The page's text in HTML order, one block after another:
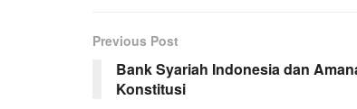
Previous Post
Bank Syariah Indonesia dan
Konstitusi